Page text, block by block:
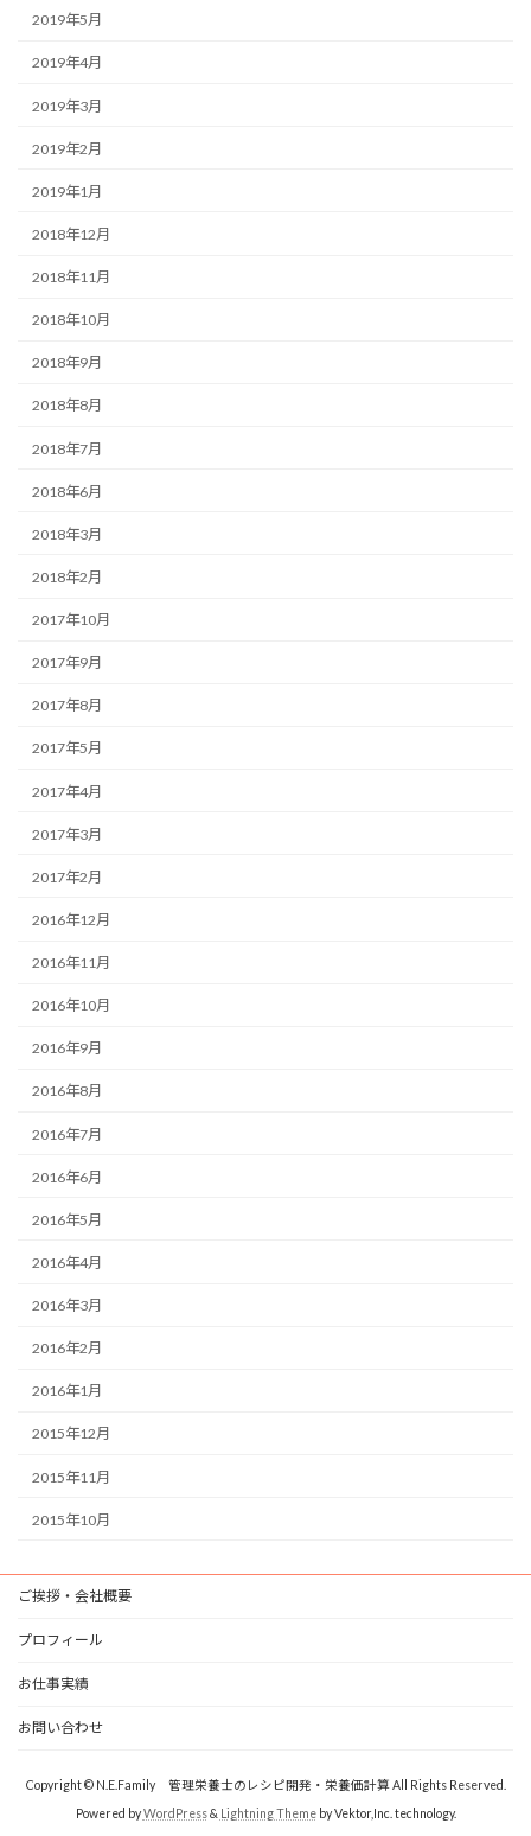
2019年5月
2019年4月
2019年3月
2019年2月
2019年1月
2018年12月
2018年11月
2018年10月
2018年9月
2018年8月
2018年7月
2018年6月
2018年3月
2018年2月
2017年10月
2017年9月
2017年8月
2017年5月
2017年4月
2017年3月
2017年2月
2016年12月
2016年11月
2016年10月
2016年9月
2016年8月
2016年7月
2016年6月
2016年5月
2016年4月
2016年3月
2016年2月
2016年1月
2015年12月
2015年11月
2015年10月
ご挨拶・会社概要
プロフィール
お仕事実績
お問い合わせ
Copyright © N.E.Family 管理栄養士のレシピ開発・栄養価計算 All Rights Reserved.
Powered byWordPress& Lightning Themeby Vektor,Inc. technology.